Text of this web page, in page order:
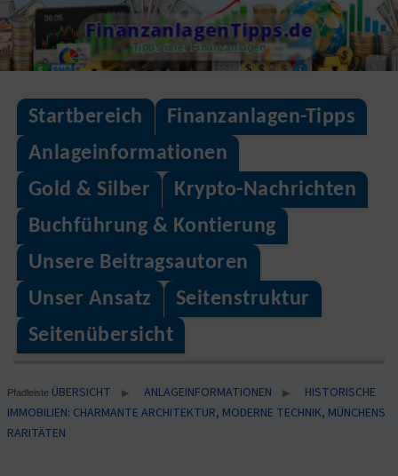
Skip
to
content
FinanzanlagenTipps.de
Tipps über Finanzanlagen
Startbereich
Finanzanlagen-Tipps
Anlageinformationen
Gold & Silber
Krypto-Nachrichten
Buchführung & Kontierung
Unsere Beitragsautoren
Unser Ansatz
Seitenstruktur
Seitenübersicht
Pfadleiste ÜBERSICHT ▶ ANLAGEINFORMATIONEN ▶
HISTORISCHE
IMMOBILIEN: CHARMANTE ARCHITEKTUR, MODERNE TECHNIK, MÜNCHENS
RARITÄTEN